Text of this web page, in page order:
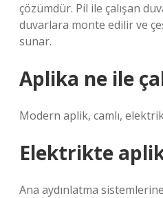
çözümdür. Pil ile çalışan
duvarlara monte edilir ve
sunar.
Aplika ne ile
Modern aplik, camlı,
Elektrikte
Ana aydınlatma